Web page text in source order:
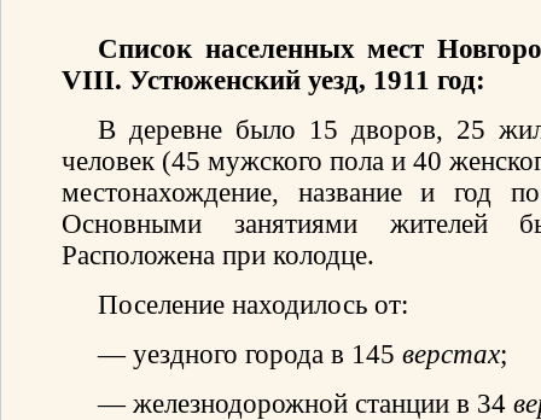
Список населенных мест
VIII. Устюженский уезд, 1911 год:
В деревне было 15 дворов, 25
человек (45 мужского пола и 40
местонахождение, название и год
Основными занятиями жителей
Расположена при колодце.
Поселение находилось от:
— уездного города в 145 верстах;
— железнодорожной станции в 34